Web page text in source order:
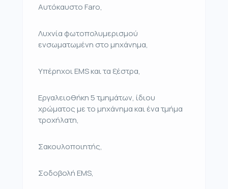
Αυτόκαυστο Faro,
Λυχνία φωτοπολυμερισμού
ενσωματωμένη στο μηχάνημα,
Υπέρηχοι EMS και τα ξέστρα,
Εργαλειοθήκη 5 τμημάτων, ίδιου
χρώματος με το μηχάνημα και ένα τμήμα
τροχήλατη,
Σακουλοποιητής,
Σοδοβολή EMS,